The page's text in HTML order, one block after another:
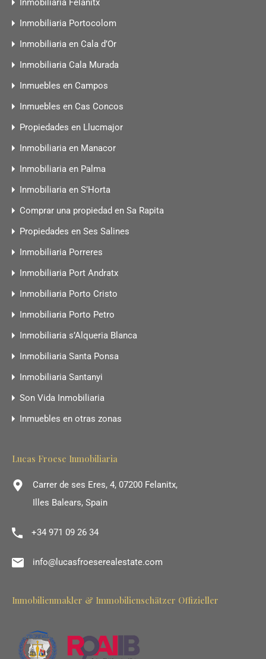
Inmobiliaria Portocolom
Inmobiliaria en Cala d’Or
Inmobiliaria Cala Murada
Inmuebles en Campos
Inmuebles en Cas Concos
Propiedades en Llucmajor
Inmobiliaria en Manacor
Inmobiliaria en Palma
Inmobiliaria en S’Horta
Comprar una propiedad en Sa Rapita
Propiedades en Ses Salines
Inmobiliaria Porreres
Inmobiliaria Port Andratx
Inmobiliaria Porto Cristo
Inmobiliaria Porto Petro
Inmobiliaria s’Alqueria Blanca
Inmobiliaria Santa Ponsa
Inmobiliaria Santanyi
Son Vida Inmobiliaria
Inmuebles en otras zonas
Lucas Froese Inmobiliaria
Carrer de ses Eres, 4, 07200 Felanitx,
Illes Balears, Spain
+34 971 09 26 34
info@lucasfroeserealestate.com
Inmobilienmakler & Immobilienschätzer Offizieller